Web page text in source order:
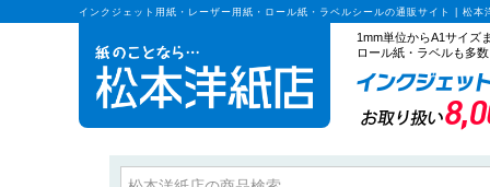
インクジェット用紙・レーザー用紙・ロール紙・ラベルシールの通販サイト | 松本
1mm単位からA1サイズ
ロール紙・ラベルも多